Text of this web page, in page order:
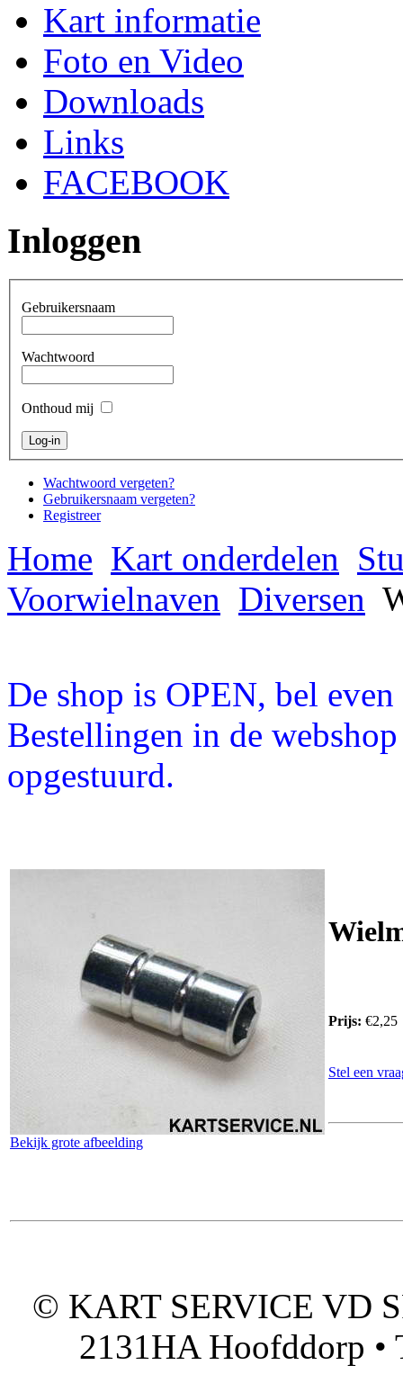
Kart informatie
Foto en Video
Downloads
Links
FACEBOOK
Inloggen
Gebruikersnaam
Wachtwoord
Onthoud mij
Wachtwoord vergeten?
Gebruikersnaam vergeten?
Registreer
Home Kart onderdelen
Voorwielnaven Diversen
De shop is OPEN, bel
Bestellingen in de
opgestuurd.
Bekijk grote afbeelding
Prijs: €2,25
Stel een
© KART SERVICE VD
2131HA Hoofddorp •